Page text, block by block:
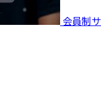
会員制サ